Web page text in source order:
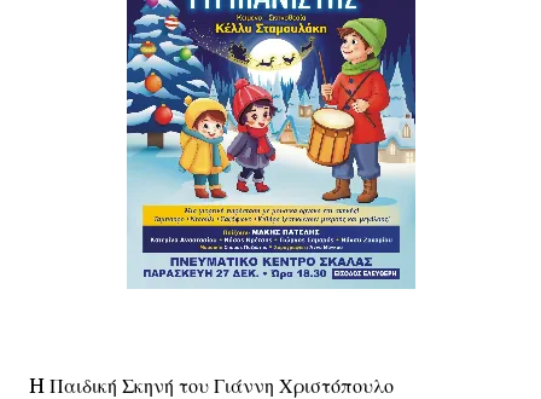
H Παιδική Σκηνή του Γιάννη Χριστόπουλο